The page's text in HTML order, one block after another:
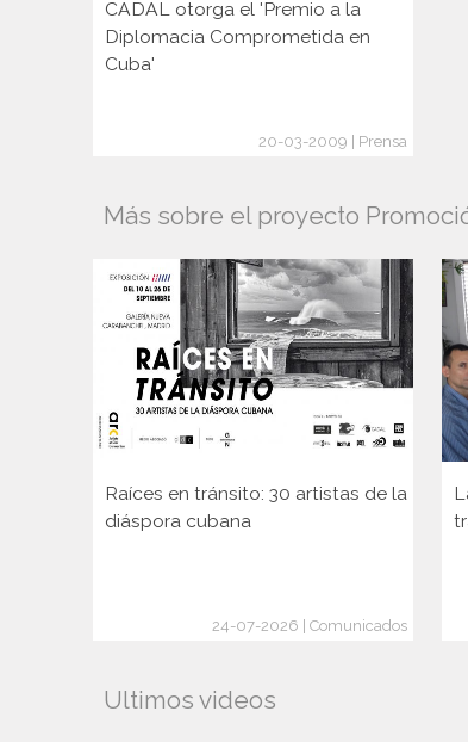
CADAL otorga el 'Premio a la
Diplomacia Comprometida en
Cuba'
20-03-2009 | Prensa
Más sobre el proyecto
Raíces en tránsito: 30 artistas de la
diáspora cubana
24-07-2026 | Comunicados
Ultimos videos